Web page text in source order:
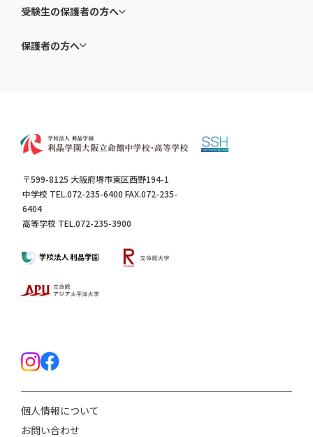
受験生の保護者の方へ
保護者の方へ
〒599-8125 大阪府堺市東区西野194-1
中学校 TEL.072-235-6400 FAX.072-235-
6404
高等学校 TEL.072-235-3900
個人情報について
お問い合わせ